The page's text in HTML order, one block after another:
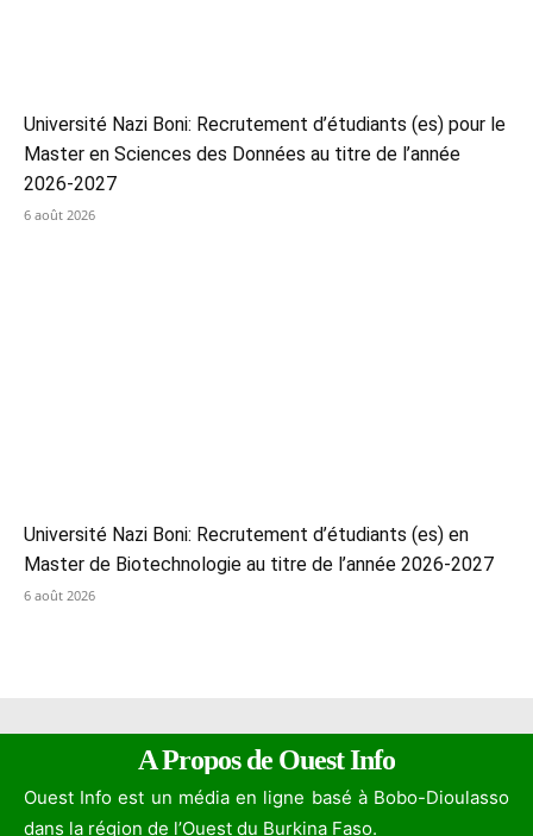
Université Nazi Boni: Recrutement d’étudiants (es) pour le
Master en Sciences des Données au titre de l’année
2026-2027
6 août 2026
Université Nazi Boni: Recrutement d’étudiants (es) en
Master de Biotechnologie au titre de l’année 2026-2027
6 août 2026
A Propos de Ouest Info
Ouest Info est un média en ligne basé à Bobo-Dioulasso
dans la région de l’Ouest du Burkina Faso.